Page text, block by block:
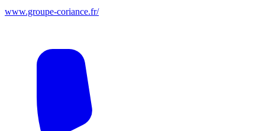
www.groupe-coriance.fr/